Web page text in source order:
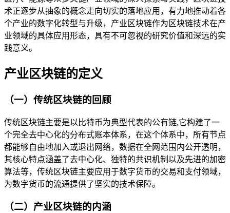
术正逐步从抽象的概念走向切实的落地应用，有力地推动着各
个产业的数字化转型与升级，产业区块链作为区块链技术在产
业领域的具体应用形态，具有不可忽视的研究价值和深远的实
践意义。
产业区块链的定义
（一）传统区块链的回顾
传统区块链主要是以比特币为典型代表的公有链,它构建了一
个完全去中心化的分布式账本体系，在这个体系中，所有节点
都能够自由地加入或退出网络，数据在全网范围内公开透明，
其核心特点涵盖了去中心化、独特的共识机制以及先进的加密
算法等，传统区块链主要应用于数字货币的交易和支付领域，
为数字货币的流通提供了坚实的技术保障。
（二）产业区块链的内涵